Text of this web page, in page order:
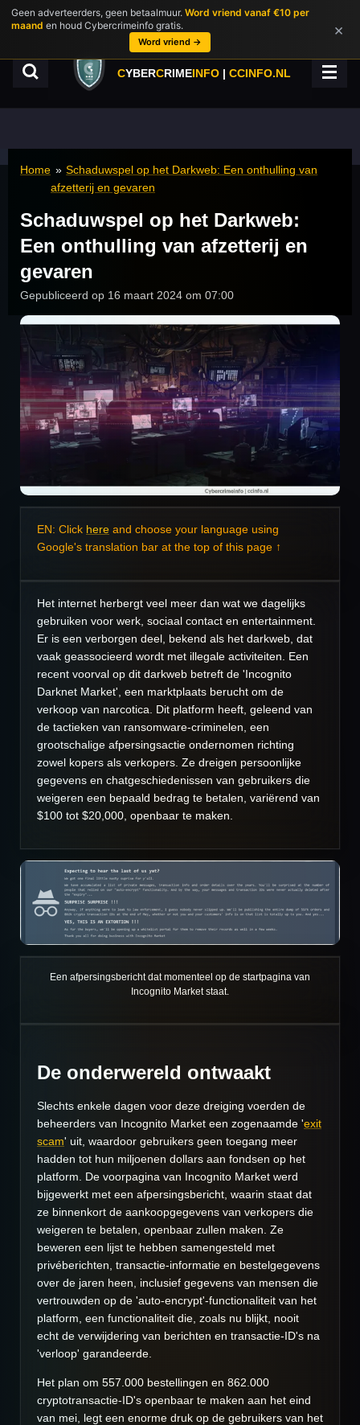
Geen adverteerders, geen betaalmuur. Word vriend vanaf €10 per
maand en houd Cybercrimeinfo gratis.
Word vriend →
×
Ga
direct
hoofdinhoud
CYBERCRIMEINFO | CCINFO.NL
Home » Schaduwspel op het Darkweb: Een onthulling van
afzetterij en gevaren
Schaduwspel op het Darkweb:
Een onthulling van afzetterij en
gevaren
Gepubliceerd op 16 maart 2024 om 07:00
EN: Click here and choose your language using
Google's translation bar at the top of this page ↑
Het internet herbergt veel meer dan wat we dagelijks
gebruiken voor werk, sociaal contact en entertainment.
Er is een verborgen deel, bekend als het darkweb, dat
vaak geassocieerd wordt met illegale activiteiten. Een
recent voorval op dit darkweb betreft de 'Incognito
Darknet Market', een marktplaats berucht om de
verkoop van narcotica. Dit platform heeft, geleend van
de tactieken van ransomware-criminelen, een
grootschalige afpersingsactie ondernomen richting
zowel kopers als verkopers. Ze dreigen persoonlijke
gegevens en chatgeschiedenissen van gebruikers die
weigeren een bepaald bedrag te betalen, variërend van
$100 tot $20,000, openbaar te maken.
Een afpersingsbericht dat momenteel op de startpagina van
Incognito Market staat.
De onderwereld ontwaakt
Slechts enkele dagen voor deze dreiging voerden de
beheerders van Incognito Market een zogenaamde 'exit
scam' uit, waardoor gebruikers geen toegang meer
hadden tot hun miljoenen dollars aan fondsen op het
platform. De voorpagina van Incognito Market werd
bijgewerkt met een afpersingsbericht, waarin staat dat
ze binnenkort de aankoopgegevens van verkopers die
weigeren te betalen, openbaar zullen maken. Ze
beweren een lijst te hebben samengesteld met
privéberichten, transactie-informatie en bestelgegevens
over de jaren heen, inclusief gegevens van mensen die
vertrouwden op de 'auto-encrypt'-functionaliteit van het
platform, een functionaliteit die, zoals nu blijkt, nooit
echt de verwijdering van berichten en transactie-ID's na
'verloop' garandeerde.
Het plan om 557.000 bestellingen en 862.000
cryptotransactie-ID's openbaar te maken aan het eind
van mei, legt een enorme druk op de gebruikers van het